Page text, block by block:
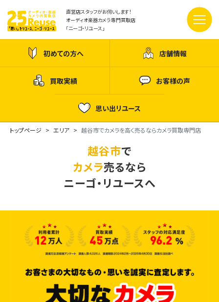
直営店スタッフがお伺いします！
オーディオ楽器カメラ専門買取店
「ニーゴ・リユース」
初めての方へ 店舗情報
買取実績 お客様の声
思い出リユース
トップページ エリア 越谷市でカメラを高く売るならカメラ買取専門店
越谷市で
カメラ売るなら
ニーゴ・リユースへ